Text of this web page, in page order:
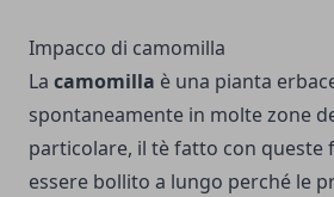
Impacco di camomilla
La camomilla è una pianta
spontaneamente in molte zone
particolare, il tè fatto con queste
essere bollito a lungo perché le